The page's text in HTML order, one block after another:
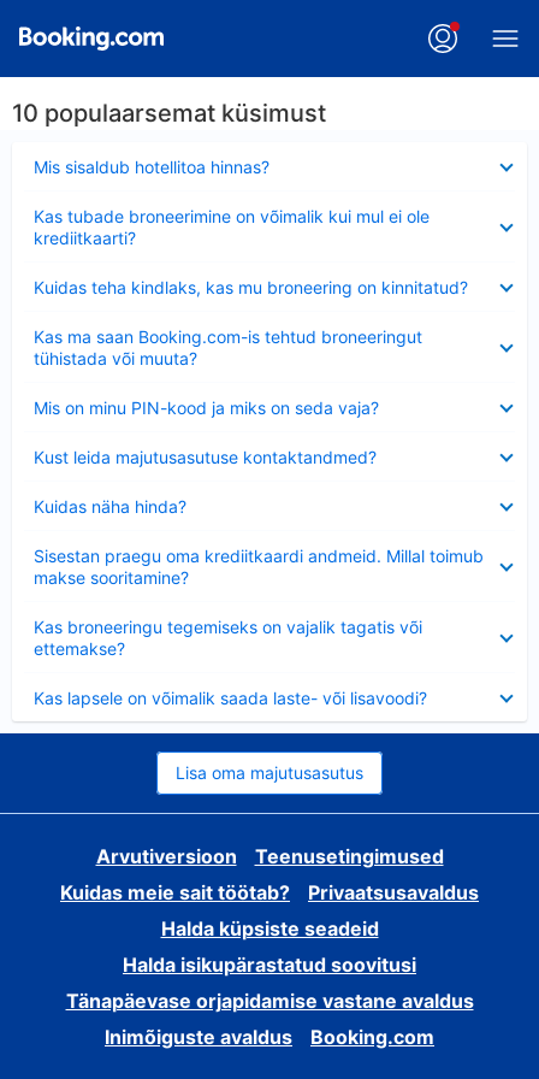
10 populaarsemat küsimust
Mis sisaldub hotellitoa hinnas?
Kas tubade broneerimine on võimalik kui mul ei ole
krediitkaarti?
Kuidas teha kindlaks, kas mu broneering on kinnitatud?
Kas ma saan Booking.com-is tehtud broneeringut
tühistada või muuta?
Mis on minu PIN-kood ja miks on seda vaja?
Kust leida majutusasutuse kontaktandmed?
Kuidas näha hinda?
Sisestan praegu oma krediitkaardi andmeid. Millal toimub
makse sooritamine?
Kas broneeringu tegemiseks on vajalik tagatis või
ettemakse?
Kas lapsele on võimalik saada laste- või lisavoodi?
Lisa oma majutusasutus
Arvutiversioon
Teenusetingimused
Kuidas meie sait töötab?
Privaatsusavaldus
Halda küpsiste seadeid
Halda isikupärastatud soovitusi
Tänapäevase orjapidamise vastane avaldus
Inimõiguste avaldus
Booking.com